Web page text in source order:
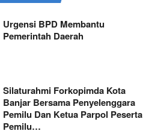
Urgensi BPD Membantu
Pemerintah Daerah
Silaturahmi Forkopimda Kota
Banjar Bersama Penyelenggara
Pemilu Dan Ketua Parpol Peserta
Pemilu…